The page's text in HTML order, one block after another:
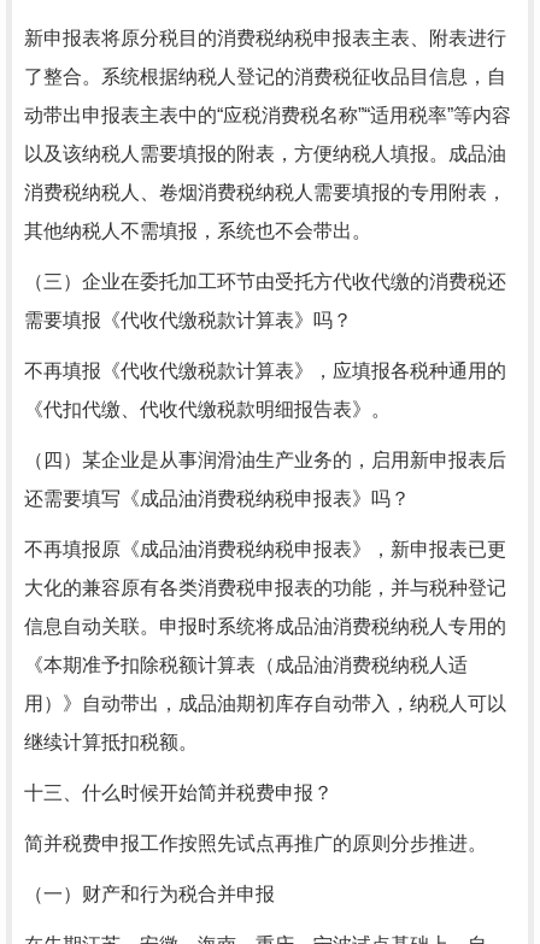
新申报表将原分税目的消费税纳税申报表主表、附表进行
了整合。系统根据纳税人登记的消费税征收品目信息，自
动带出申报表主表中的“应税消费税名称”“适用税率”等内容
以及该纳税人需要填报的附表，方便纳税人填报。成品油
消费税纳税人、卷烟消费税纳税人需要填报的专用附表，
其他纳税人不需填报，系统也不会带出。
（三）企业在委托加工环节由受托方代收代缴的消费税还
需要填报《代收代缴税款计算表》吗？
不再填报《代收代缴税款计算表》，应填报各税种通用的
《代扣代缴、代收代缴税款明细报告表》。
（四）某企业是从事润滑油生产业务的，启用新申报表后
还需要填写《成品油消费税纳税申报表》吗？
不再填报原《成品油消费税纳税申报表》，新申报表已更
大化的兼容原有各类消费税申报表的功能，并与税种登记
信息自动关联。申报时系统将成品油消费税纳税人专用的
《本期准予扣除税额计算表（成品油消费税纳税人适
用）》自动带出，成品油期初库存自动带入，纳税人可以
继续计算抵扣税额。
十三、什么时候开始简并税费申报？
简并税费申报工作按照先试点再推广的原则分步推进。
（一）财产和行为税合并申报